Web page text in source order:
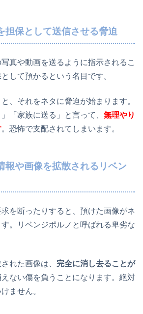
担保として送信させる脅迫
真や動画を送るように指示されるこ
して預かるという名目です。
、それをネタに脅迫が始まります。
「家族に送る」と言って、 無理やり
。恐怖で支配されてしまいます。
報や画像を拡散されるリベン
を断ったりすると、預けた画像がネ
。リベンジポルノと呼ばれる卑劣な
れた画像は、 完全に消し去ることが
ない傷を負うことになります。絶対
ません。